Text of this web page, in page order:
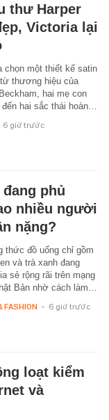
thư Harper
Victoria lại
chọn một thiết kế satin
thương hiệu của
hai mẹ con
đến hai sắc thái hoàn…
6 giờ trước
phủ
nhiều người
nặng?
thức đồ uống chỉ gồm
và trà xanh đang
sẻ rộng rãi trên mạng
Bản nhờ cách làm…
FASHION - 6 giờ trước
loạt kiểm
và